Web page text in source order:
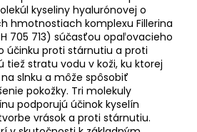
kyseliny hyalurónovej o
hmotnostiach komplexu Fillerina
705 713) súčasťou opaľovacieho
účinku proti stárnutiu a proti
tiež stratu vodu v koži, ku ktorej
slnku a môže spôsobiť
pokožky. Tri molekuly
podporujú účinok kyselín
vrások a proti stárnutiu.